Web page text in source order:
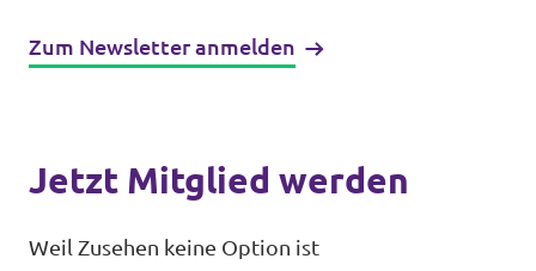
Zum Newsletter anmelden
Jetzt Mitglied werden
Weil Zusehen keine Option ist